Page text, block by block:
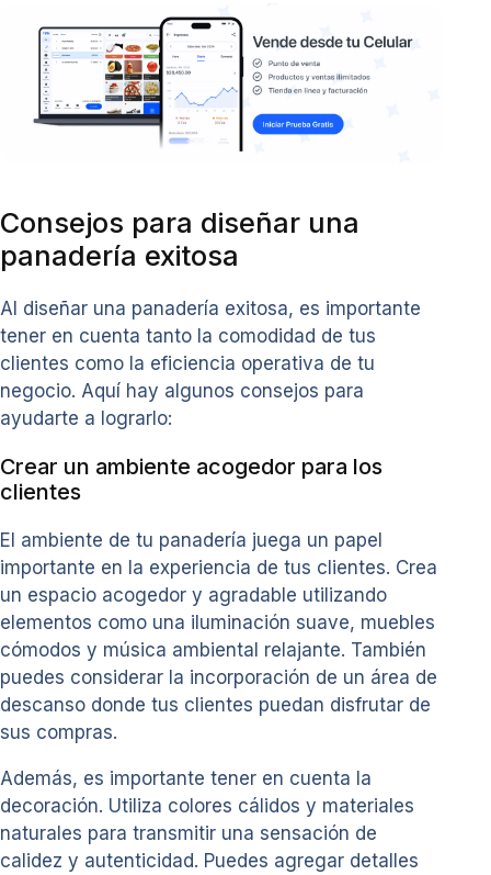
Consejos para diseñar una
panadería exitosa
Al diseñar una panadería exitosa, es importante
tener en cuenta tanto la comodidad de tus
clientes como la eficiencia operativa de tu
negocio. Aquí hay algunos consejos para
ayudarte a lograrlo:
Crear un ambiente acogedor para los
clientes
El ambiente de tu panadería juega un papel
importante en la experiencia de tus clientes. Crea
un espacio acogedor y agradable utilizando
elementos como una iluminación suave, muebles
cómodos y música ambiental relajante. También
puedes considerar la incorporación de un área de
descanso donde tus clientes puedan disfrutar de
sus compras.
Además, es importante tener en cuenta la
decoración. Utiliza colores cálidos y materiales
naturales para transmitir una sensación de
calidez y autenticidad. Puedes agregar detalles